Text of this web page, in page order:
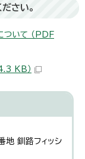
さい。
ついて （PDF
KB）
釧路フィッシ